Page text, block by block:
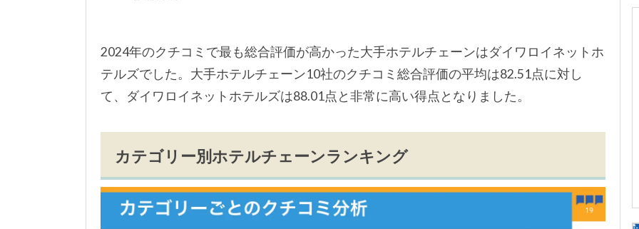
2024年のクチコミで最も総合評価が高かった大手ホテルチェーンはダイワロイネットホ
テルズでした。大手ホテルチェーン10社のクチコミ総合評価の平均は82.51点に対し
て、ダイワロイネットホテルズは88.01点と非常に高い得点となりました。
カテゴリー別ホテルチェーンランキング